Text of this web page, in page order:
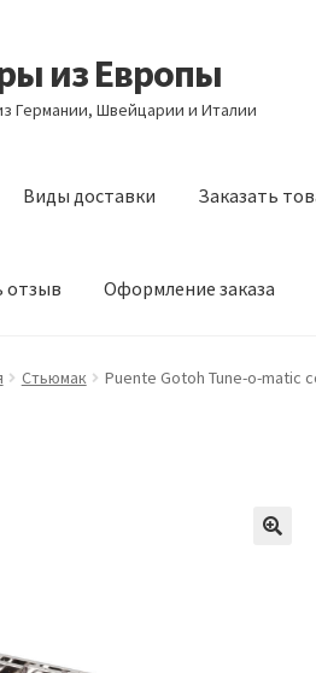
из Европы
Германии, Швейцарии и Италии
Виды доставки Заказать
отзыв Оформление заказа
доставки Заказать товары из
Стьюмак Puente Gotoh Tune-o-matic